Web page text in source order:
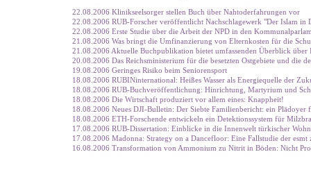
22.08.2006 Klinikseelsorger stellen Buch über Nahtoderfahrungen vor
22.08.2006 RUB-Forscher veröffentlicht Nachschlagewerk "Der Islam in
22.08.2006 Erste Studie über die Arbeit der NPD in den
21.08.2006 Was bringt die Umfinanzierung von Elternkosten für die
21.08.2006 Aktuelle Buchpublikation bietet umfassenden Überblick
20.08.2006 Das Reichsministerium für die besetzten Ostgebiete und die
19.08.2006 Geringes Risiko beim Seniorensport
18.08.2006 RUBINinternational: Heißes Wasser als Energiequelle der
18.08.2006 RUB-Buchveröffentlichung: Hinrichtung, Martyrium und
18.08.2006 Die Wirtschaft produziert vor allem eines: Knappheit!
18.08.2006 Neues DJI-Bulletin: Der Siebte Familienbericht: ein Plädoyer
18.08.2006 ETH-Forschende entwickeln ein Detektionssystem für
17.08.2006 RUB-Dissertation: Einblicke in die Innenwelt türkischer
17.08.2006 Madonna: Strategy on a Dancefloor: Eine Fallstudie der
16.08.2006 Transformation von Ammonium zu Nitrit in Böden: Nicht